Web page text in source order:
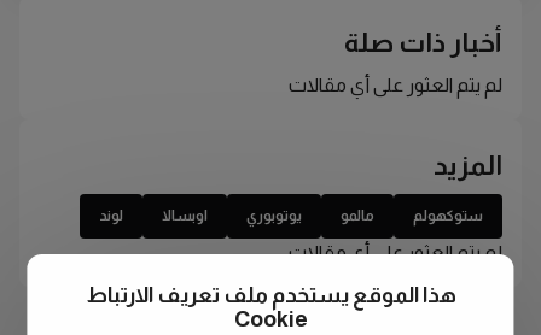
أخبار ذات صلة
لم يتم العثور على أي مقالات
المزيد
ستوكهولم مالمو يوتوبوري اوبسالا لوند
لم يتم العثور على أي مقالات
هذا الموقع يستخدم ملف تعريف الارتباط
Cookie